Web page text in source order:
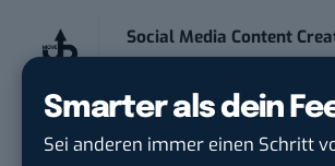
Smarter als dein
Sei anderen immer einen Schritt
Social Media Content
moveUP Media GmbHin
touristische...